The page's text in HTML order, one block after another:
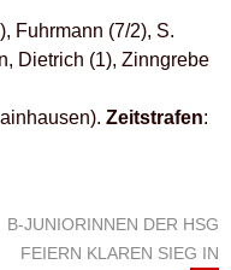
Fuhrmann (7/2), S.
Dietrich (1), Zinngrebe
Zeitstrafen:
B-JUNIORINNEN DER HSG
FEIERN KLAREN SIEG IN